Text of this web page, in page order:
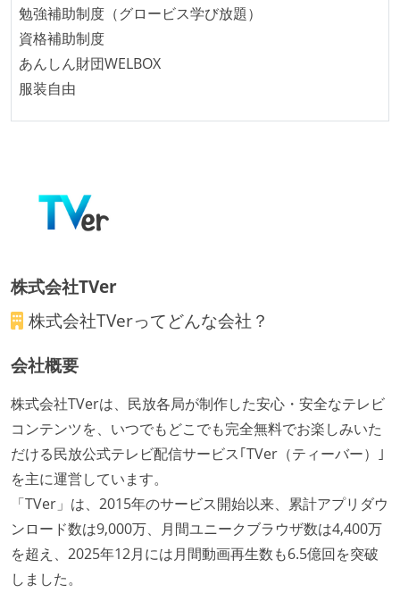
勉強補助制度（グロービス学び放題）
資格補助制度
あんしん財団WELBOX
服装自由
株式会社TVer
株式会社TVerってどんな会社？
会社概要
株式会社TVerは、民放各局が制作した安心・安全なテレビ
コンテンツを、いつでもどこでも完全無料でお楽しみいた
だける民放公式テレビ配信サービス｢TVer（ティーバー）｣
を主に運営しています。
「TVer」は、2015年のサービス開始以来、累計アプリダウ
ンロード数は9,000万、月間ユニークブラウザ数は4,400万
を超え、2025年12月には月間動画再生数も6.5億回を突破
しました。